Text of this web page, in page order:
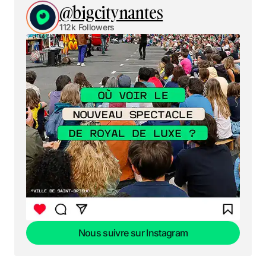
@bigcitynantes
112k Followers
Nous suivre sur Instagram